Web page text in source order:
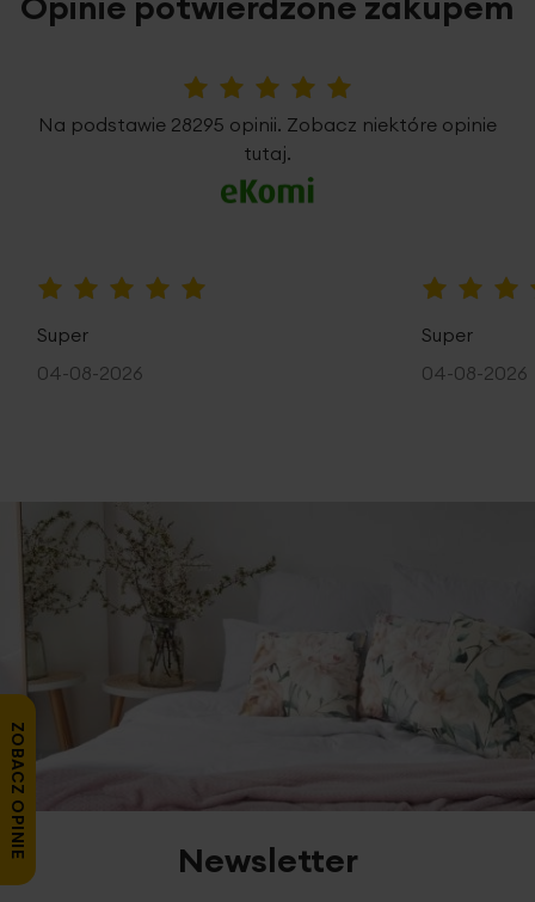
Na podstawie 28295 opinii. Zobacz niektóre opinie
tutaj.
Super
04-08-2026
Super
04-08-2026
Newsletter
ZOBACZ OPINIE